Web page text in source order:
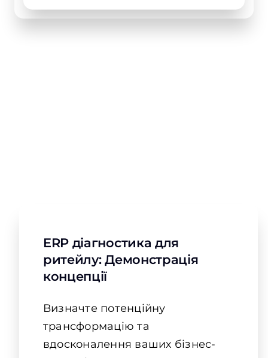
ERP діагностика для
ритейлу: Демонстрація
концепції
Визначте потенційну
трансформацію та
вдосконалення ваших бізнес-